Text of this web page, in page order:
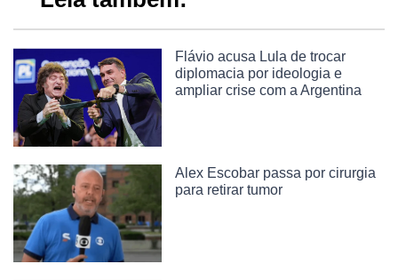
Flávio acusa Lula de trocar
diplomacia por ideologia e
ampliar crise com a Argentina
Alex Escobar passa por cirurgia
para retirar tumor